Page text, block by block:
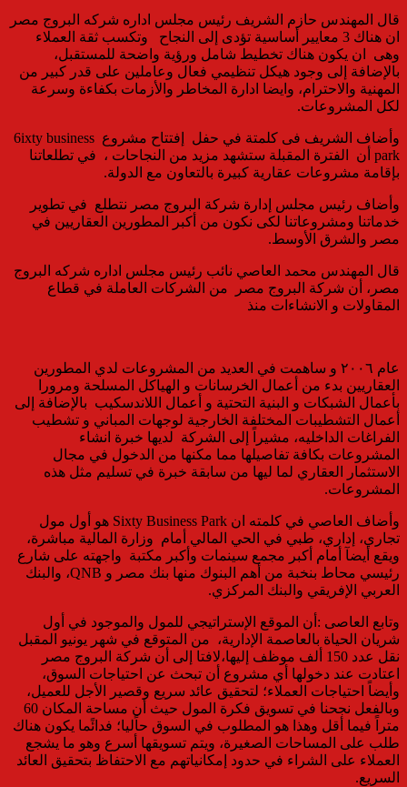
قال المهندس حازم الشريف رئيس مجلس اداره شركه البروج مصر
ان هناك 3 معايير أساسية تؤدى إلى النجاح وتكسب ثقة العملاء
وهى ان يكون هناك تخطيط شامل ورؤية واضحة للمستقبل،
بالإضافة إلى وجود هيكل تنظيمي فعال وعاملين على قدر كبير من
المهنية والاحترام، وايضا ادارة المخاطر والأزمات بكفاءة وسرعة
لكل المشروعات.
وأضاف الشريف فى كلمتة في حفل إفتتاح مشروع 6ixty business
park أن الفترة المقبلة ستشهد مزيد من النجاحات ، في تطلعاتنا
بإقامة مشروعات عقارية كبيرة بالتعاون مع الدولة.
وأضاف رئيس مجلس إدارة شركة البروج مصر نتطلع في تطوير
خدماتنا ومشروعاتنا لكى نكون من أكبر المطورين العقاريين في
مصر والشرق الأوسط.
قال المهندس محمد العاصي نائب رئيس مجلس اداره شركه البروج
مصر، أن شركة البروج مصر من الشركات العاملة في قطاع
المقاولات و الانشاءات منذ
عام ٢٠٠٦ و ساهمت في العديد من المشروعات لدي المطورين
العقاريين بدء من أعمال الخرسانات و الهياكل المسلحة ومرورا
بأعمال الشبكات و البنية التحتية و أعمال اللاندسكيب بالإضافة إلى
أعمال التشطيبات المختلفة الخارجية لوجهات المباني و تشطيب
الفراغات الداخليه، مشيراً إلى الشركة لديها خبرة انشاء
المشروعات بكافة تفاصيلها مما مكنها من الدخول في مجال
الاستثمار العقاري لما ليها من سابقة خبرة في تسليم مثل هذه
المشروعات.
وأضاف العاصي في كلمته ان Sixty Business Park هو أول مول
تجاري، إداري، طبي في الحي المالي أمام وزارة المالية مباشرة،
ويقع أيضآ أمام أكبر مجمع سينمات وأكبر مكتبة واجهته على شارع
رئيسي محاط بنخبة من أهم البنوك منها بنك مصر و QNB، والبنك
العربي الإفريقي والبنك المركزي.
وتابع العاصى :أن الموقع الإستراتيجي للمول والموجود في أول
شريان الحياة بالعاصمة الإدارية، من المتوقع في شهر يونيو المقبل
نقل عدد 150 ألف موظف إليها،لافتا إلى أن شركة البروج مصر
اعتادت عند دخولها أي مشروع أن تبحث عن احتياجات السوق،
وأيضاً احتياجات العملاء؛ لتحقيق عائد سريع وقصير الأجل للعميل،
وبالفعل نجحنا في تسويق فكرة المول حيث أن مساحة المكان 60
متراً فيما أقل وهذا هو المطلوب في السوق حاًليا؛ فدائًما يكون هناك
طلب على المساحات الصغيرة، ويتم تسويقها أسرع وهو ما يشجع
العملاء على الشراء في حدود إمكانياتهم مع الاحتفاظ بتحقيق العائد
السريع.